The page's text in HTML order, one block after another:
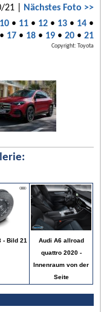
21 | Nächstes Foto >>
10• 11• 12• 13• 14•
17• 18• 19• 20• 21
Copyright: Toyota
- Bild 21
Audi A6 allroad
quattro 2020 -
Innenraum von der
Seite